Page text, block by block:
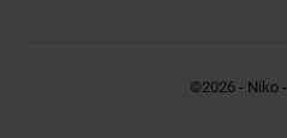
©2026 - Niko -